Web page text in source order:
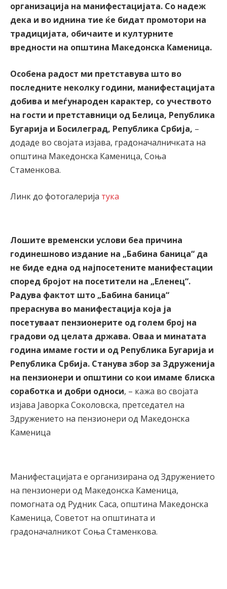
организација на манифестацијата. Со надеж
дека и во иднина тие ќе бидат промотори на
традицијата, обичаите и културните
вредности на општина Македонска Каменица.
Особена радост ми претставува што во
последните неколку години, манифестацијата
добива и меѓународен карактер, со учеството
на гости и претставници од Белица, Република
Бугарија и Босилеград, Република Србија, –
додаде во својата изјава, градоначалничката на
општина Македонска Каменица, Соња
Стаменкова.
Линк до фотогалерија тука
Лошите временски услови беа причина
годинешново издание на „Бабина баница“ да
не биде една од најпосетените манифестации
според бројот на посетители на „Еленец“.
Радува фактот што „Бабина баница“
прераснува во манифестација која ја
посетуваат пензионерите од голем број на
градови од целата држава. Оваа и минатата
година имаме гости и од Република Бугарија и
Република Србија. Станува збор за Здруженија
на пензионери и општини со кои имаме блиска
соработка и добри односи, – кажа во својата
изјава Јаворка Соколовска, претседател на
Здружението на пензионери од Македонска
Каменица
Манифестацијата е организирана од Здружението
на пензионери од Македонска Каменица,
помогната од Рудник Саса, општина Македонска
Каменица, Советот на општината и
градоначалникот Соња Стаменкова.